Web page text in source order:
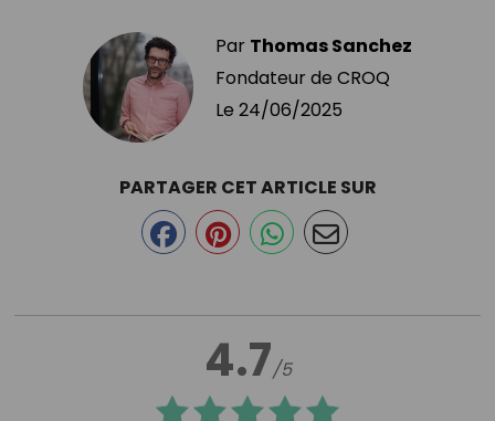
Par Thomas Sanchez
Fondateur de CROQ
Le 24/06/2025
4.7/5
PARTAGER CET ARTICLE SUR